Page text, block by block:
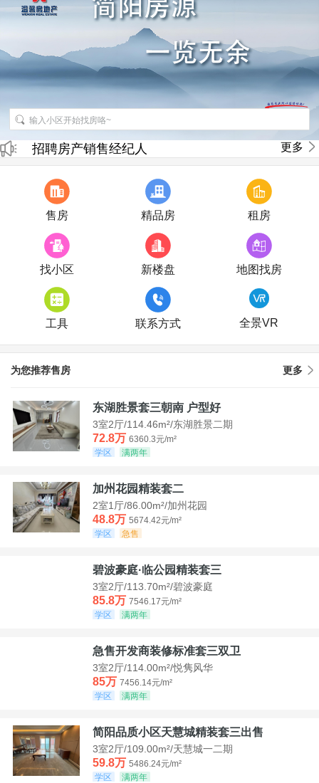
招聘房产销售经纪人
房产直播
更多
售房 精品房 租房
找小区 新楼盘 地图找房
工具 联系方式 全景VR
为您推荐售房 更多
东湖胜景套三朝南 户型好
3室2厅/114.46m²/东湖胜景二期
72.8万 6360.3元/m²
学区
满两年
加州花园精装套二
2室1厅/86.00m²/加州花园
48.8万 5674.42元/m²
学区
急售
碧波豪庭·临公园精装套三
3室2厅/113.70m²/碧波豪庭
85.8万 7546.17元/m²
学区
满两年
急售开发商装修标准套三双卫
3室2厅/114.00m²/悦隽风华
85万 7456.14元/m²
学区
满两年
简阳品质小区天慧城精装套三出售
3室2厅/109.00m²/天慧城一二期
59.8万 5486.24元/m²
学区
满两年